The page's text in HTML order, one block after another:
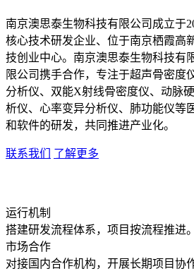
南京澳思泰生物科技有限公司成立于
核心技术研发企业、位于南京栖霞高
技创业中心。南京澳思泰生物科技有
限公司携手合作，专注于超声骨密度
分析仪、双能X射线骨密度仪、动脉
析仪、心率变异分析仪、肺功能仪等
和软件的研发，共同推进产业化。
联系我们 了解更多
运行机制
搭建研发流程体系，项目按流程推进。
市场合作
对接国内合作机构，开展长期项目协作